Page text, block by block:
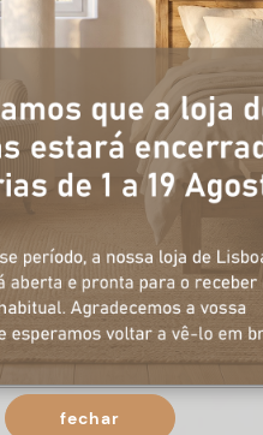
de tempo, temos respostas
fechar